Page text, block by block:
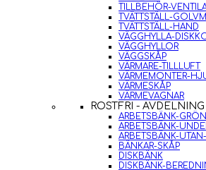
TILLBEHÖR-
TVÄTTSTÄLL-
TVÄTTSTÄLL-HAND
VÄGGHYLLA-
VÄGGHYLLOR
VÄGGSKÅP
VÄRMARE-TILLLUFT
VÄRMEMONTER-
VÄRMESKÅP
VÄRMEVAGNAR
ROSTFRI - AVDELNING
ARBETSBÄNK-
ARBETSBÄNK-
ARBETSBÄNK-
BÄNKAR-SKÅP
DISKBÄNK
DISKBÄNK-